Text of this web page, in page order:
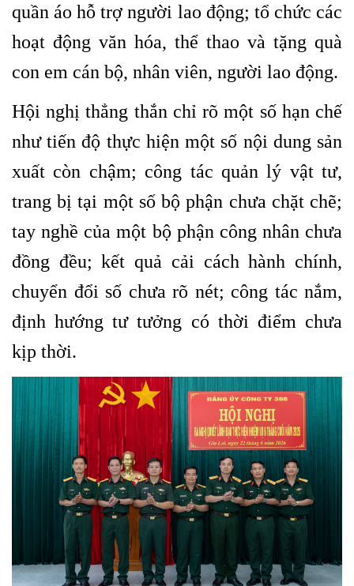
quần áo hỗ trợ người lao động; tổ chức các
hoạt động văn hóa, thể thao và tặng quà
con em cán bộ, nhân viên, người lao động.
Hội nghị thẳng thắn chỉ rõ một số hạn chế
như tiến độ thực hiện một số nội dung sản
xuất còn chậm; công tác quản lý vật tư,
trang bị tại một số bộ phận chưa chặt chẽ;
tay nghề của một bộ phận công nhân chưa
đồng đều; kết quả cải cách hành chính,
chuyển đổi số chưa rõ nét; công tác nắm,
định hướng tư tưởng có thời điểm chưa
kịp thời.